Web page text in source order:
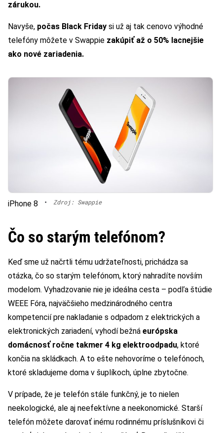
zárukou.
Navyše, počas Black Friday si už aj tak cenovo výhodné
telefóny môžete v Swappie zakúpiť až o 50% lacnejšie
ako nové zariadenia.
iPhone 8 • Zdroj: Swappie
Čo so starým telefónom?
Keď sme už načrtli tému udržateľnosti, prichádza sa
otázka, čo so starým telefónom, ktorý nahradíte novším
modelom. Vyhadzovanie nie je ideálna cesta – podľa štúdie
WEEE Fóra, najväčšieho medzinárodného centra
kompetencií pre nakladanie s odpadom z elektrických a
elektronických zariadení, vyhodí bežná európska
domácnosť ročne takmer 4 kg elektroodpadu, ktoré
končia na skládkach. A to ešte nehovoríme o telefónoch,
ktoré skladujeme doma v šuplíkoch, úplne zbytočne.
V prípade, že je telefón stále funkčný, je to nielen
neekologické, ale aj neefektívne a neekonomické. Starší
telefón môžete darovať inému rodinnému príslušníkovi či